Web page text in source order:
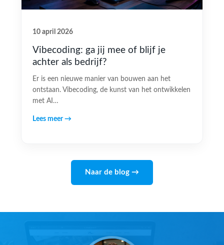
10 april 2026
Vibecoding: ga jij mee of blijf je
achter als bedrijf?
Er is een nieuwe manier van bouwen aan het
ontstaan. Vibecoding, de kunst van het ontwikkelen
met AI…
Lees meer →
Naar de blog →